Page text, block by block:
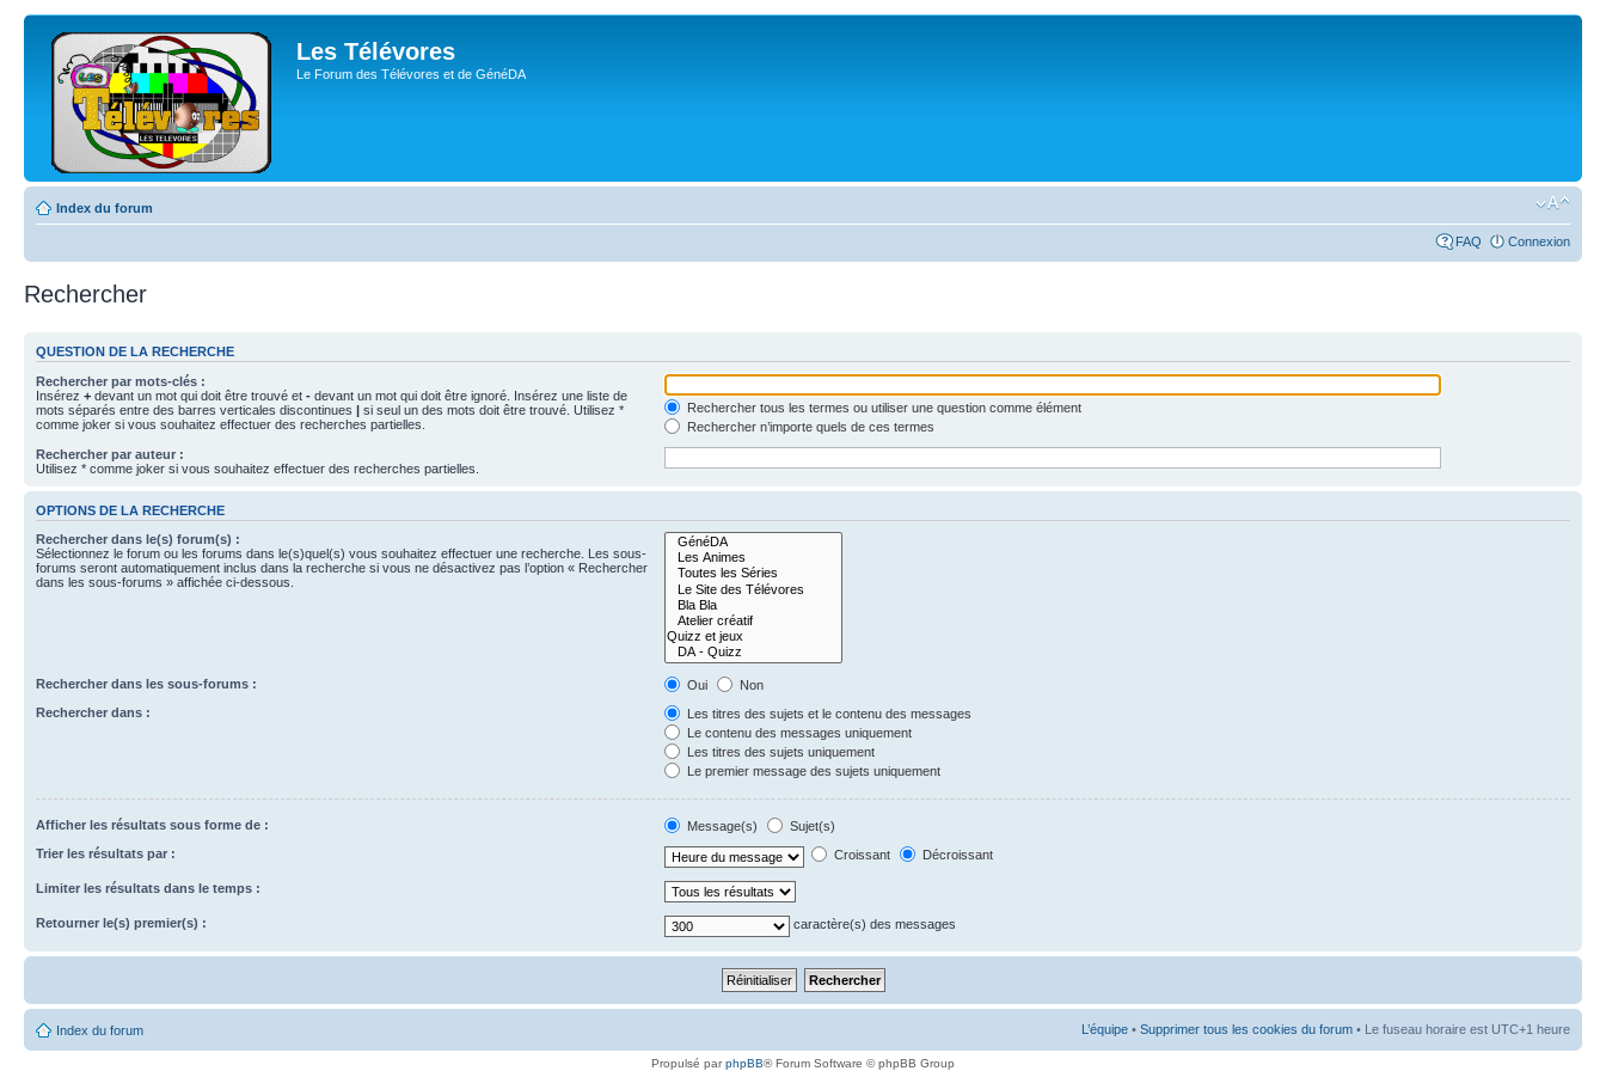
Les Télévores
Le Forum des Télévores et de GénéDA
Index du forum
FAQ Connexion
Rechercher
QUESTION DE LA RECHERCHE
Rechercher par mots-clés :
Insérez + devant un mot qui doit être trouvé et - devant un mot qui doit être ignoré. Insérez une liste de
mots séparés entre des barres verticales discontinues | si seul un des mots doit être trouvé. Utilisez *
comme joker si vous souhaitez effectuer des recherches partielles.
Rechercher tous les termes ou utiliser une question comme élément
Rechercher n’importe quels de ces termes
Rechercher par auteur :
Utilisez * comme joker si vous souhaitez effectuer des recherches partielles.
OPTIONS DE LA RECHERCHE
Rechercher dans le(s) forum(s) :
Sélectionnez le forum ou les forums dans le(s)quel(s) vous souhaitez effectuer une recherche. Les sous-
forums seront automatiquement inclus dans la recherche si vous ne désactivez pas l’option « Rechercher
dans les sous-forums » affichée ci-dessous.
Rechercher dans les sous-forums : Oui
Non
Rechercher dans :
Les titres des sujets et le contenu des messages
Le contenu des messages uniquement
Les titres des sujets uniquement
Le premier message des sujets uniquement
Afficher les résultats sous forme de : Message(s)
Sujet(s)
Trier les résultats par :
Croissant Décroissant
Limiter les résultats dans le temps :
Retourner le(s) premier(s) : caractère(s) des messages
Index du forum L’équipe • Supprimer tous les cookies du forum • Le fuseau horaire est UTC+1 heure
Propulsé parphpBB® Forum Software © phpBB Group